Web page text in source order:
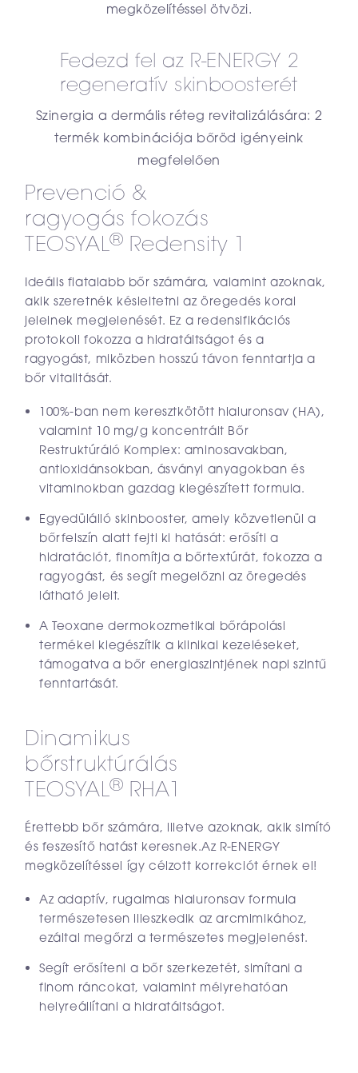
megközelítéssel ötvözi.
Fedezd fel az R-ENERGY 2
regeneratív skinboosterét
Szinergia a dermális réteg revitalizálására: 2
termék kombinációja bőröd igényeink
megfelelően
Prevenció &
ragyogás fokozás
TEOSYAL® Redensity 1
Ideális fiatalabb bőr számára, valamint azoknak,
akik szeretnék késleltetni az öregedés korai
jeleinek megjelenését. Ez a redensifikációs
protokoll fokozza a hidratáltságot és a
ragyogást, miközben hosszú távon fenntartja a
bőr vitalitását.
100%-ban nem keresztkötött hialuronsav (HA),
valamint 10 mg/g koncentrált Bőr
Restruktúráló Komplex: aminosavakban,
antioxidánsokban, ásványi anyagokban és
vitaminokban gazdag kiegészített formula.
Egyedülálló skinbooster, amely közvetlenül a
bőrfelszín alatt fejti ki hatását: erősíti a
hidratációt, finomítja a bőrtextúrát, fokozza a
ragyogást, és segít megelőzni az öregedés
látható jeleit.
A Teoxane dermokozmetikai bőrápolási
termékei kiegészítik a klinikai kezeléseket,
támogatva a bőr energiaszintjének napi szintű
fenntartását.
Dinamikus
bőrstruktúrálás
TEOSYAL® RHA1
Érettebb bőr számára, illetve azoknak, akik simító
és feszesítő hatást keresnek.Az R-ENERGY
megközelítéssel így célzott korrekciót érnek el!
Az adaptív, rugalmas hialuronsav formula
természetesen illeszkedik az arcmimikához,
ezáltal megőrzi a természetes megjelenést.
Segít erősíteni a bőr szerkezetét, simítani a
finom ráncokat, valamint mélyrehatóan
helyreállítani a hidratáltságot.